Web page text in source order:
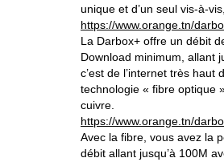
unique et d’un seul vis-à-
https://www.orange.tn/
La Darbox+ offre un débit
Download minimum, allant
c’est de l’internet très haut
technologie « fibre optique
cuivre.
https://www.orange.tn/
Avec la fibre, vous avez la
débit allant jusqu’à 100M